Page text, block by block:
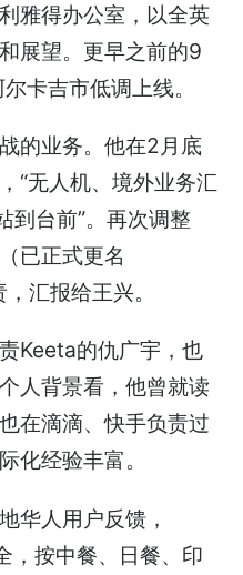
雅得办公室，以全英
展望。更早之前的9
卡吉市低调上线。
的业务。他在2月底
“无人机、境外业务汇
到台前”。再次调整
已正式更名
汇报给王兴。
Keeta的仇广宇，也
人背景看，他曾就读
在滴滴、快手负责过
化经验丰富。
华人用户反馈，
，按中餐、日餐、印